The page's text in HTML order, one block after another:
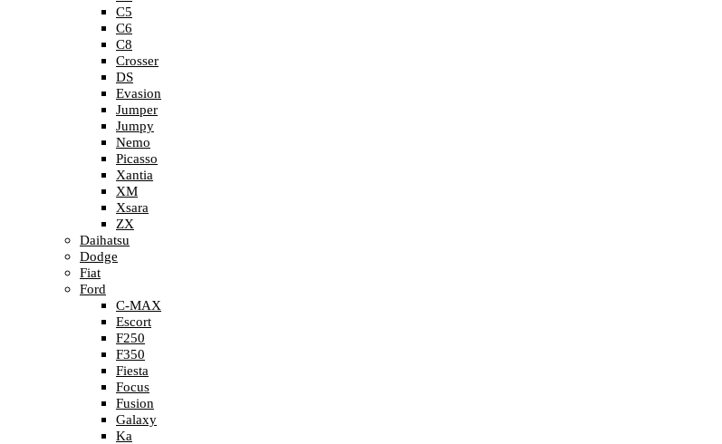
C5
C6
C8
Crosser
DS
Evasion
Jumper
Jumpy
Nemo
Picasso
Xantia
XM
Xsara
ZX
Daihatsu
Dodge
Fiat
Ford
C-MAX
Escort
F250
F350
Fiesta
Focus
Fusion
Galaxy
Ka